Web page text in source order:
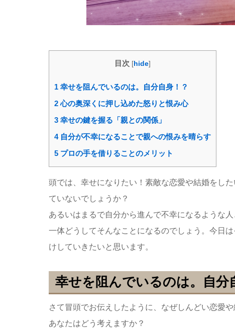
目次 [hide]
1 幸せを阻んでいるのは。自分自身！？
2心の奥深くに押し込めた怒りと恨み心
3 幸せの鍵を握る「親との関係」
4自分が不幸になることで親への恨みを晴らす
5 プロの手を借りることのメリット
頭では、幸せになりたい！素敵な恋愛や結婚をし
ていないでしょうか？
あるいはまるで自分から進んで不幸になるような
一体どうしてそんなことになるのでしょう。今日
けしていきたいと思います。
幸せを阻んでいるのは。自分
さて冒頭でお伝えしたように、なぜしんどい恋愛
あなたはどう考えますか？